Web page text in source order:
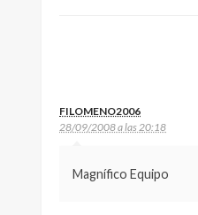
FILOMENO2006
28/09/2008 a las 20:18
Magnífico Equipo